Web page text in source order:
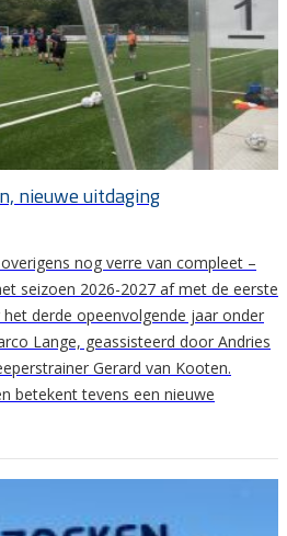
nieuwe uitdaging
nog verre van compleet –
seizoen 2026-2027 af met de eerste
derde opeenvolgende jaar onder
Lange, geassisteerd door Andries
Gerard van Kooten.
betekent tevens een nieuwe